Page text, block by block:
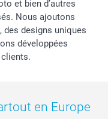
et bien d’autres
Nous ajoutons
designs uniques
développées
en Europe